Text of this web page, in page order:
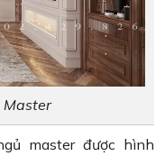
Master
master được hình